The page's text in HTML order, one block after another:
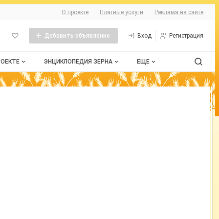
О сайте
О проекте Платные услуги Реклама на сайте
Добавить объявление Вход Регистрация
ЭНЦИКЛОПЕДИЯ ЗЕРНА
Стандарты
ЕЩЕ
Сельхозтехника